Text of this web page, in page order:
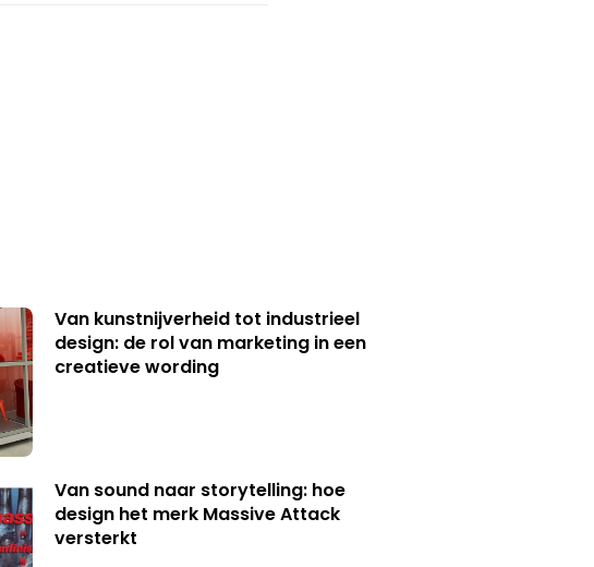
Van kunstnijverheid tot industrieel
design: de rol van marketing in een
creatieve wording
Van sound naar storytelling: hoe
design het merk Massive Attack
versterkt